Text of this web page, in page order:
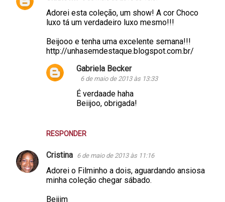
Adorei esta coleção, um show! A cor Choco
luxo tá um verdadeiro luxo mesmo!!!
Beijooo e tenha uma excelente semana!!!
http://unhasemdestaque.blogspot.com.br/
RESPONDER
Gabriela Becker
6 de maio de 2013 às 13:33
É verdaade haha
Beiijoo, obrigada!
Cristina 6 de maio de 2013 às 11:16
Adorei o Filminho a dois, aguardando ansiosa
minha coleção chegar sábado.
Beijim